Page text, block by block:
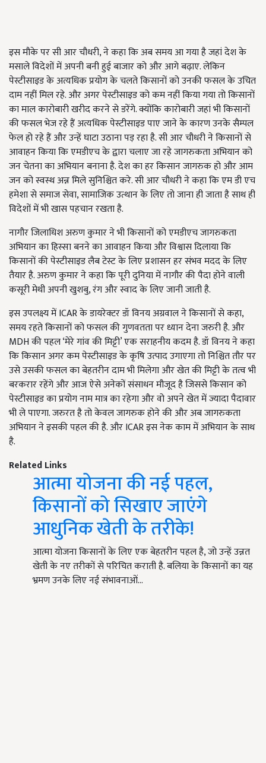
इस मौके पर सी आर चौधरी, ने कहा कि अब समय आ गया है जहां देश के
मसाले विदेशों में अपनी बनी हुई बाजार को और आगे बढ़ाए. लेकिन
पेस्टीसाइड के अत्यधिक प्रयोग के चलते किसानों को उनकी फसल के उचित
दाम नहीं मिल रहे. और अगर पेस्टीसाइड को कम नहीं किया गया तो किसानों
का माल कारोबारी खरीद करने से डरेंगे. क्योंकि कारोबारी जहां भी किसानों
की फसल भेज रहे हैं अत्यधिक पेस्टीसाइड पाए जाने के कारण उनके सैम्पल
फेल हो रहे हैं और उन्हें घाटा उठाना पड़ रहा है. सी आर चौधरी ने किसानों से
आवाहन किया कि एमडीएच के द्वारा चलाए जा रहे जागरुकता अभियान को
जन चेतना का अभियान बनाना है. देश का हर किसान जागरुक हो और आम
जन को स्वस्थ अन्न मिले सुनिश्चित करे. सी आर चौधरी ने कहा कि एम डी एच
हमेशा से समाज सेवा, सामाजिक उत्थान के लिए तो जाना ही जाता है साथ ही
विदेशों में भी खास पहचान रखता है.
नागौर जिलाधिश अरुण कुमार ने भी किसानों को एमडीएच जागरुकता
अभियान का हिस्सा बनने का आवाहन किया और विश्वास दिलाया कि
किसानों की पेस्टीसाइड लैब टेस्ट के लिए प्रशासन हर संभव मदद के लिए
तैयार है. अरुण कुमार ने कहा कि पूरी दुनिया में नागौर की पैदा होने वाली
कसूरी मेथी अपनी खुशबु, रंग और स्वाद के लिए जानी जाती है.
इस उपलक्ष्य में ICAR के डायरेक्टर डॉ विनय अग्रवाल ने किसानों से कहा,
समय रहते किसानों को फसल की गुणवतता पर ध्यान देना जरुरी है. और
MDH की पहल ‘मेरे गांव की मिट्टी’ एक सराहनीय कदम है. डॉ विनय ने कहा
कि किसान अगर कम पेस्टीसाइड के कृषि उत्पाद उगाएगा तो निश्चित तौर पर
उसे उसकी फसल का बेहतरीन दाम भी मिलेगा और खेत की मिट्टी के तत्व भी
बरकरार रहेंगे और आज ऐसे अनेकों संसाधन मौजूद है जिससे किसान को
पेस्टीसाइड का प्रयोग नाम मात्र का रहेगा और वो अपने खेत में ज्यादा पैदावार
भी ले पाएगा. जरुरत है तो केवल जागरुक होने की और अब जागरुकता
अभियान ने इसकी पहल की है. और ICAR इस नेक काम में अभियान के साथ
है.
Related Links
आत्मा योजना की नई पहल,
किसानों को सिखाए जाएंगे
आधुनिक खेती के तरीके!
आत्मा योजना किसानों के लिए एक बेहतरीन पहल है, जो उन्हें उन्नत
खेती के नए तरीकों से परिचित कराती है. बलिया के किसानों का यह
भ्रमण उनके लिए नई संभावनाओं…